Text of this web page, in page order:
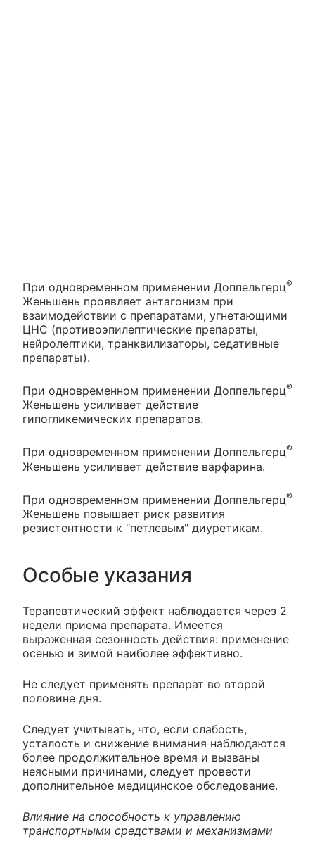
При одновременном применении Доппельгерц®
Женьшень проявляет антагонизм при
взаимодействии с препаратами, угнетающими
ЦНС (противоэпилептические препараты,
нейролептики, транквилизаторы, седативные
препараты).
При одновременном применении Доппельгерц®
Женьшень усиливает действие
гипогликемических препаратов.
При одновременном применении Доппельгерц®
Женьшень усиливает действие варфарина.
При одновременном применении Доппельгерц®
Женьшень повышает риск развития
резистентности к "петлевым" диуретикам.
Особые указания
Терапевтический эффект наблюдается через 2
недели приема препарата. Имеется
выраженная сезонность действия: применение
осенью и зимой наиболее эффективно.
Не следует применять препарат во второй
половине дня.
Следует учитывать, что, если слабость,
усталость и снижение внимания наблюдаются
более продолжительное время и вызваны
неясными причинами, следует провести
дополнительное медицинское обследование.
Влияние на способность к управлению
транспортными средствами и механизмами